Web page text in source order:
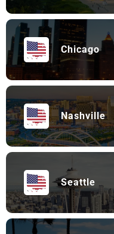
Chicago
Nashville
Seattle